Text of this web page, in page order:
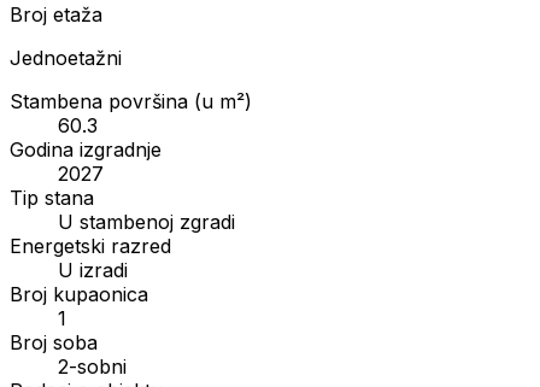
Broj etaža
Jednoetažni
Stambena površina (u m²)
60.3
Godina izgradnje
2027
Tip stana
U stambenoj zgradi
Energetski razred
U izradi
Broj kupaonica
1
Broj soba
2-sobni